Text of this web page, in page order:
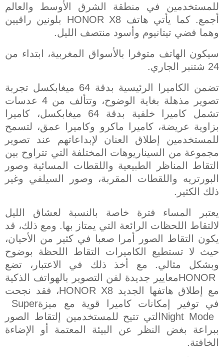
للمستخدمين في منطقة الشرق الأوسط والعالم
أجمع. كما يأتي هاتف HONOR X8
بلونين راقيين
وهما فضي تيتانيوم وأسود منتصف الليل.
سيكون الهاتف متوفرا بالأسواق المغربية، ابتداء من
24 شتنبر الجاري.
تضمن الكاميرا الرئيسية بدقة 64 ميغابكسل تجربة
تصوير مذهلة بغاية الوضوح، وتتألف من 4 عدسات
تشمل كاميرا خلفية بدقة 64 ميغابكسل، كاميرا
بزاوية عريضة، كاميرا ماكرو وكاميرا عمق، لتسمح
للمستخدمين إطلاق العنان لإبداعاتهم عند تصوير
مجموعة من السيناريوهات المختلفة التي تتراوح بين
التقاط المناظر الطبيعية واللقطات المسائية وصور
البورتريه واللقطات المقربة، وصور السيلفي وغير
ذلك الكثير.
يعتبر المساء فترة خاصة بالنسبة لعشاق الليل
لالتقاط اللحظات الرائعة التي يمتاز بها. ومع ذلك، قد
يكون التقاط الصور أمرا صعبا في كثير من الأحيان،
حيث لا تستطيع الكاميرات التقاط اللحظة بوضوح
وبشكل مثالي. مع أخذ ذلك في الاعتبار، تضع
HONORمعايير جديدة لفن التصوير بالهواتف الذكية
مع إطلاق هاتفها الجديد HONOR X8، فقد نجحت
في توفير إمكانات كاميرا قوية مع ميزةSuper
Night Mode التي تتيح للمستخدمين إلتقاط الصور
ببراعة بغض النظر عن البيئة المعتمة أو الإضاءة
الخافتة.